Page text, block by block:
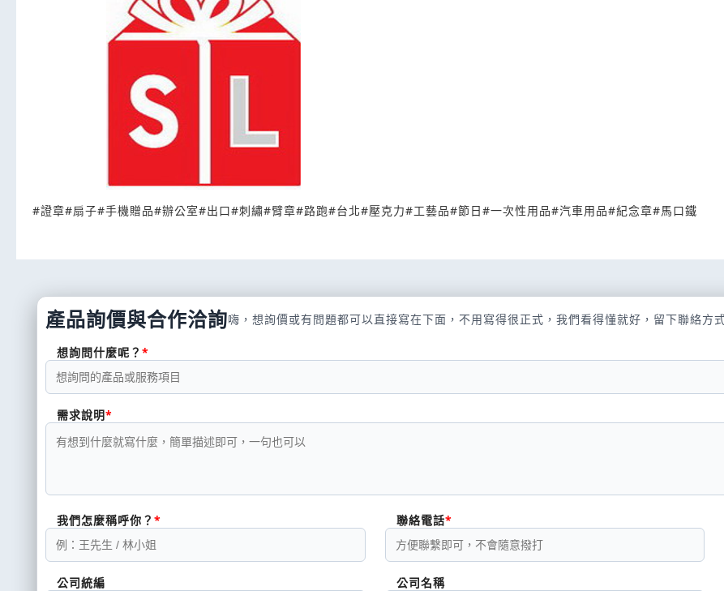
#證章#扇子#手機贈品#辦公室#出口#刺繡#臂章#路跑#台北#壓克力#工藝品#節日#一次性用品#汽車用品#紀念章#馬口鐵
產品詢價與合作洽詢嗨，想詢價或有問題都可以直接寫在下面，不用寫得很正式，我們看得懂就好，留下聯絡方
想詢問什麼呢？
需求說明
我們怎麼稱呼你？ 聯絡電話
公司統編 公司名稱